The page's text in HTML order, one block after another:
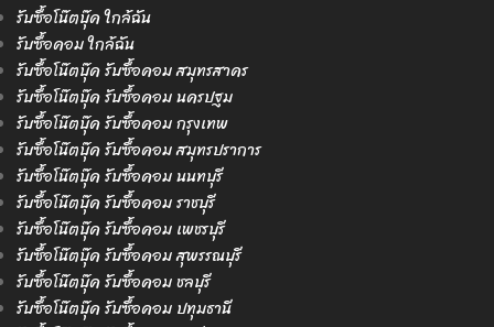
รับซื้อโน๊ตบุ๊ค ใกล้ฉัน
รับซื้อคอม ใกล้ฉัน
รับซื้อโน๊ตบุ๊ค รับซื้อคอม สมุทรสาคร
รับซื้อโน๊ตบุ๊ค รับซื้อคอม นครปฐม
รับซื้อโน๊ตบุ๊ค รับซื้อคอม กรุงเทพ
รับซื้อโน๊ตบุ๊ค รับซื้อคอม สมุทรปราการ
รับซื้อโน๊ตบุ๊ค รับซื้อคอม นนทบุรี
รับซื้อโน๊ตบุ๊ค รับซื้อคอม ราชบุรี
รับซื้อโน๊ตบุ๊ค รับซื้อคอม เพชรบุรี
รับซื้อโน๊ตบุ๊ค รับซื้อคอม สุพรรณบุรี
รับซื้อโน๊ตบุ๊ค รับซื้อคอม ชลบุรี
รับซื้อโน๊ตบุ๊ค รับซื้อคอม ปทุมธานี